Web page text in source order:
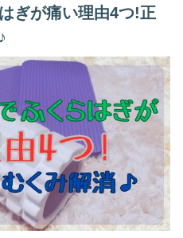
ぎが痛い理由4つ!正